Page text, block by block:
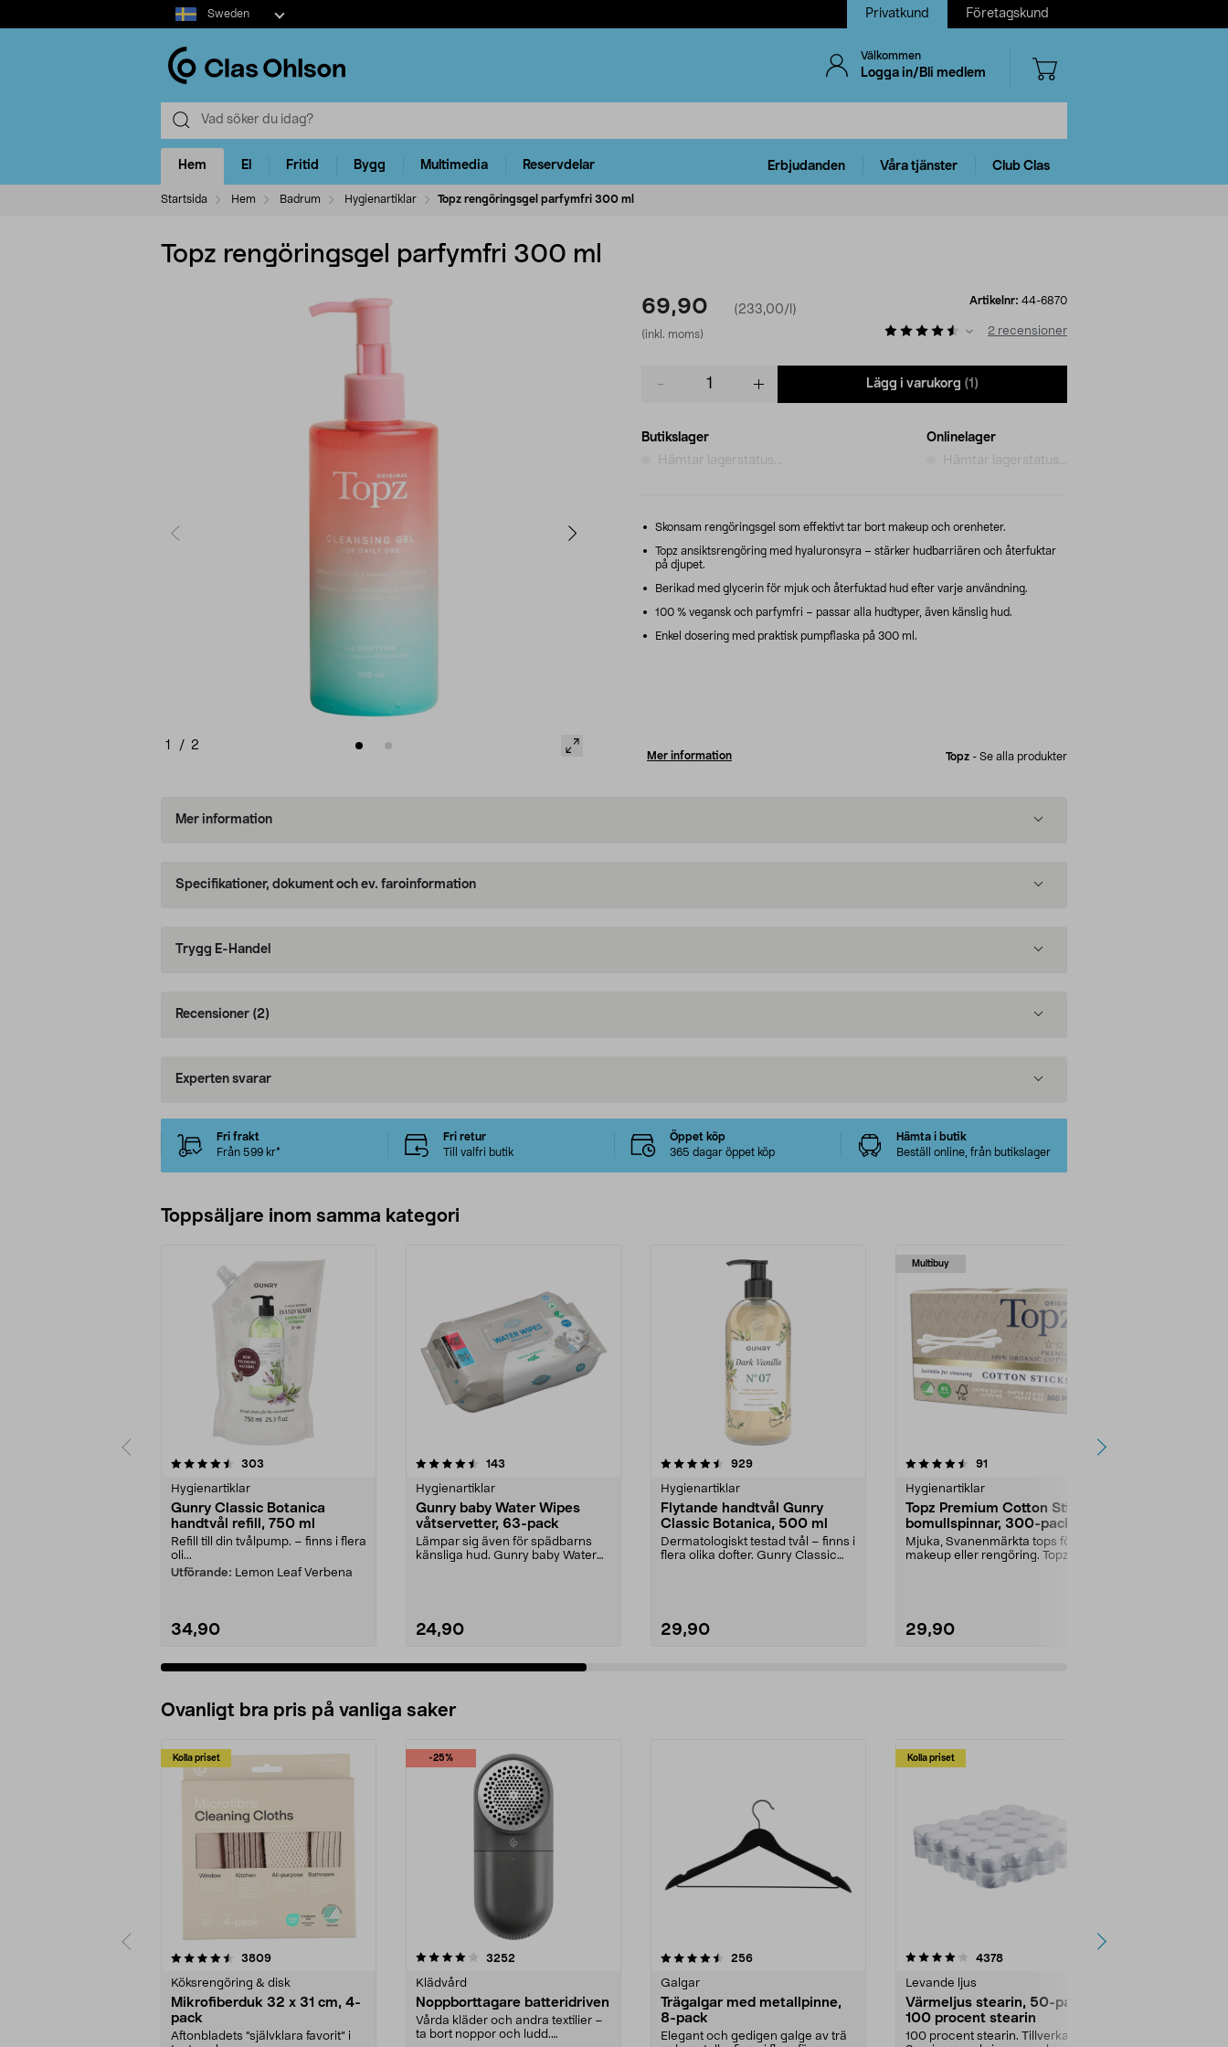
Select
market
Sweden Privatkund Företagskund
Välkommen
Logga in/Bli medlem
Hem El Fritid Bygg Multimedia Reservdelar Erbjudanden Våra tjänster Club Clas
Startsida Hem Badrum Hygienartiklar Topz rengöringsgel parfymfri 300 ml
Topz rengöringsgel parfymfri 300 ml
1 / 2
69,90 (233,00/l)
(inkl. moms)
Artikelnr: 44-6870
2 recensioner
Lägg i varukorg (1)
Butikslager
Hämtar lagerstatus...
Onlinelager
Hämtar lagerstatus...
Skonsam rengöringsgel som effektivt tar bort makeup och orenheter.
Topz ansiktsrengöring med hyaluronsyra – stärker hudbarriären och återfuktar
på djupet.
Berikad med glycerin för mjuk och återfuktad hud efter varje användning.
100 % vegansk och parfymfri – passar alla hudtyper, även känslig hud.
Enkel dosering med praktisk pumpflaska på 300 ml.
Mer information Topz - Se alla produkter
Mer information
Specifikationer, dokument och ev. faroinformation
Trygg E-Handel
Recensioner (2)
Experten svarar
Fri frakt
Från 599 kr*
Fri retur
Till valfri butik
Öppet köp
365 dagar öppet köp
Hämta i butik
Beställ online, från butikslager
Toppsäljare inom samma kategori
303
Hygienartiklar
Gunry Classic Botanica
handtvål refill, 750 ml
Refill till din tvålpump. – finns i flera
oli...
Utförande: Lemon Leaf Verbena
34,90
4.5 av 5 stjärnor 143
Hygienartiklar
Gunry baby Water Wipes
våtservetter, 63-pack
Lämpar sig även för spädbarns
känsliga hud. Gunry baby Water
24,90
4.5 av 5 stjärnor 929recensioner
Hygienartiklar
Flytande handtvål Gunry
Classic Botanica, 500 ml
Dermatologiskt testad tvål – finns i
flera olika dofter. Gunry Classic
29,90
Multibuy
4.5 av 5 stjärnor 91
Hygienartiklar
Topz Premium Cotton Sticks
bomullspinnar, 300-pack
Mjuka, Svanenmärkta tops för
makeup eller rengöring. Topz
29,90
4.5 av 5 stjärnor
Ovanligt bra pris på vanliga saker
Kolla priset
3809recensioner
Köksrengöring & disk
Mikrofiberduk 32 x 31 cm, 4-
pack
Aftonbladets "självklara favorit” i
-25%
4.0av 5 stjärnor 3252
Klädvård
Noppborttagare batteridriven
Vårda kläder och andra textilier –
ta bort noppor och ludd.
4.5av 5 stjärnor 256recensioner
Galgar
Trägalgar med metallpinne,
8-pack
Elegant och gedigen galge av trä
Kolla priset
4.0av 5 stjärnor 4378recensioner
Levande ljus
Värmeljus stearin, 50-pack,
100 procent stearin
100 procent stearin. Tillverkade i
4.5av 5 stjärnor